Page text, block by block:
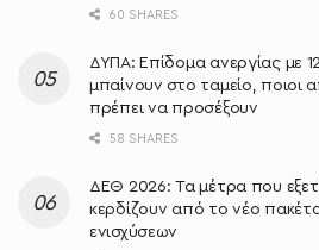
60 SHARES
ΔΥΠΑ: Επίδομα ανεργίας με
μπαίνουν στο ταμείο, ποιοι
πρέπει να προσέξουν
58 SHARES
ΔΕΘ 2026: Τα μέτρα που
κερδίζουν από το νέο
ενισχύσεων